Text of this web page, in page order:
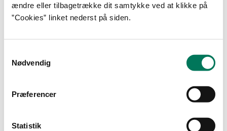
ændre eller tilbagetrække dit samtykke ved at klikke på
”Cookies” linket nederst på siden.
Nødvendig
Præferencer
Statistik
Resultater for "44649950"
Filtrer din søgning
Type